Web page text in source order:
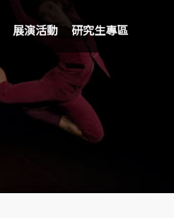
展演活動 研究生專區